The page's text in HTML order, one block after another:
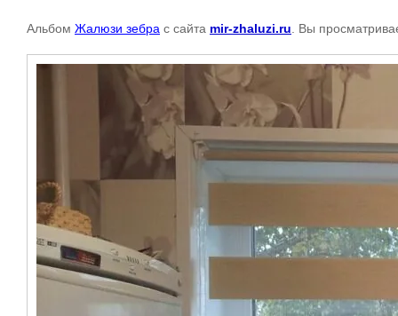
Альбом Жалюзи зебра с сайта mir-zhaluzi.ru . Вы